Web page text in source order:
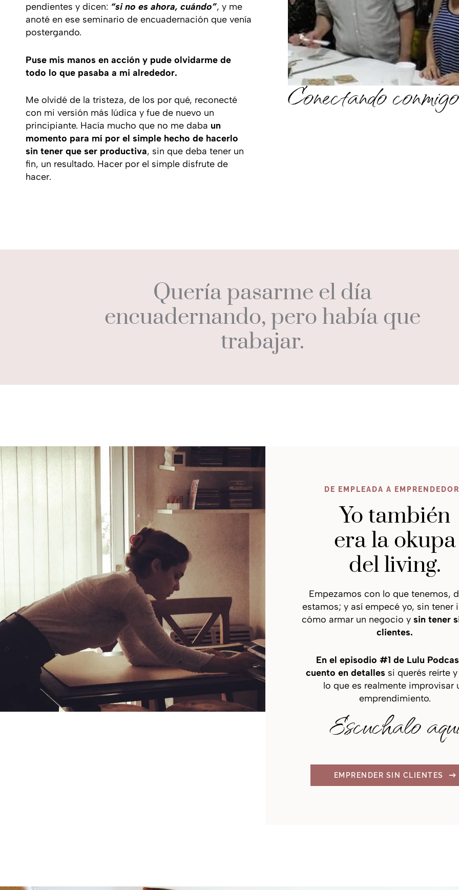
pendientes y dicen: “si no es ahora, cuándo”, y me
anoté en ese seminario de encuadernación que venía
postergando.
Puse mis manos en acción y pude olvidarme de
todo lo que pasaba a mi alrededor.
Me olvidé de la tristeza, de los por qué, reconecté
con mi versión más lúdica y fue de nuevo un
principiante. Hacía mucho que no me daba un
momento para mí por el simple hecho de hacerlo
sin tener que ser productiva, sin que deba tener un
fin, un resultado. Hacer por el simple disfrute de
hacer.
Conectando conmigo
Quería pasarme el día
encuadernando, pero había que
trabajar.
DE EMPLEADA A
Yo también
era la okupa
del living.
Empezamos con lo que tenemos,
estamos; y así empecé yo, sin tener
cómo armar un negocio ysin tener
clientes.
En el episodio #1 de Lulu
cuento en detalles si querés reírte
lo que es realmente improvisar
emprendimiento.
Escuchalo
EMPRENDER SIN CLIENTES